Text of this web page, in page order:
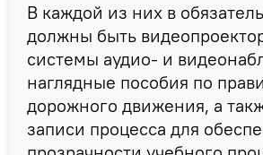
В каждой из них в
должны быть
системы аудио- и
наглядные пособия по
дорожного движения, а
записи процесса для